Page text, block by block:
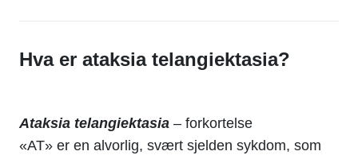
Hva er ataksia telangiektasia?
Ataksia telangiektasia – forkortelse
«AT» er en alvorlig, svært sjelden sykdom, som